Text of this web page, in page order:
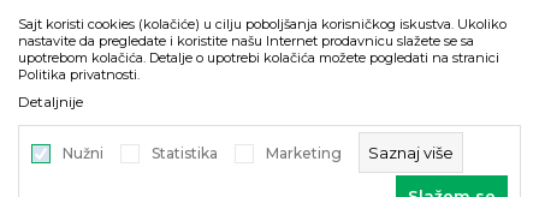
artikli prikazani na sajtu su deo naše ponude i ne podrazumeva
da su dostupni u svakom trenutku.
, IzradaNB SOFT. Sva prava
Sajt koristi cookies (kolačiće) u cilju poboljšanja korisničkog iskustva. Ukoliko
nastavite da pregledate i koristite našu Internet prodavnicu slažete se sa
upotrebom kolačića. Detalje o upotrebi kolačića možete pogledati na stranici
Politika privatnosti.
Detaljnije
Nužni Statistika Marketing Saznaj više